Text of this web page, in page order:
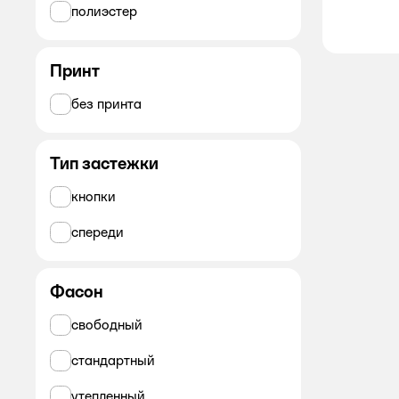
полиэстер
Принт
без принта
Тип застежки
кнопки
спереди
Фасон
свободный
стандартный